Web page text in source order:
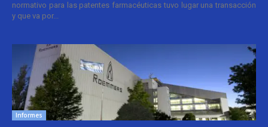
normativo para las patentes farmacéuticas tuvo lugar una transacción
y que va por...
Informes